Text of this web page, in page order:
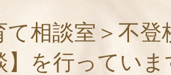
て相談室＞不
】を行っていま